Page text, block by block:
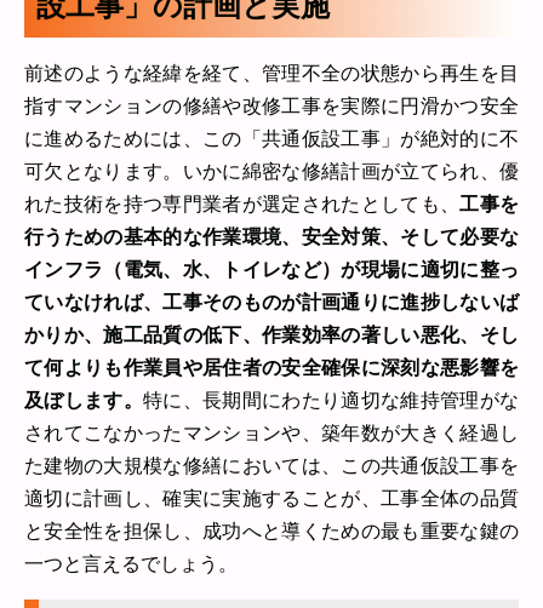
前述のような経緯を経て、管理不全の状態から再生を目
指すマンションの修繕や改修工事を実際に円滑かつ安全
に進めるためには、この「共通仮設工事」が絶対的に不
可欠となります。いかに綿密な修繕計画が立てられ、優
れた技術を持つ専門業者が選定されたとしても、工事を
行うための基本的な作業環境、安全対策、そして必要な
インフラ（電気、水、トイレなど）が現場に適切に整っ
ていなければ、工事そのものが計画通りに進捗しないば
かりか、施工品質の低下、作業効率の著しい悪化、そし
て何よりも作業員や居住者の安全確保に深刻な悪影響を
及ぼします。 特に、長期間にわたり適切な維持管理がな
されてこなかったマンションや、築年数が大きく経過し
た建物の大規模な修繕においては、この共通仮設工事を
適切に計画し、確実に実施することが、工事全体の品質
と安全性を担保し、成功へと導くための最も重要な鍵の
一つと言えるでしょう。